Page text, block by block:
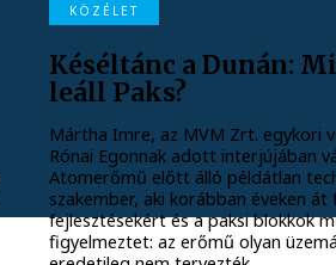
KÖZÉLET
Késéltánc a Dunán:
leáll Paks?
Mártha Imre, az MVM Zrt. egykori
Rónai Egonnak adott interjújában
Atomerőmű előtt álló példátlan
szakember, aki korábban éveken
fejlesztésekért és a paksi blokkok
figyelmeztet: az erőmű olyan